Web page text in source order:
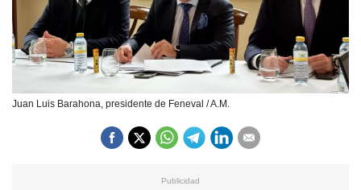
Juan Luis Barahona, presidente de Feneval / A.M.